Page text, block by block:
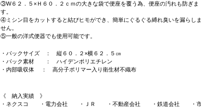
③W６２．５×Ｈ６０．２ｃｍの大きな袋で便座を覆う為、便座の汚れも防ぎま
す。
④ミシン目をカットすると結びヒモができ、簡単にぐるぐる縛れ臭いを漏らしま
せん。
⑤一般の洋式便器でも使用可能です。
・パックサイズ ： 縦６０．２×横６２．５㎝
・パック素材 ： ハイデンポリエチレン
・内部吸収体 ： 高分子ポリマー入り衛生材不織布
《 納入実績 》
・ネクスコ ・電力会社 ・ＪＲ ・不動産会社 ・鉄道会社 ・